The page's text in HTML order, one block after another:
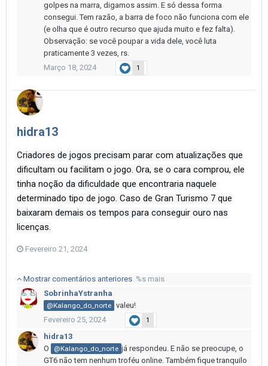
golpes na marra, digamos assim. E só dessa forma
consegui. Tem razão, a barra de foco não funciona com ele
(e olha que é outro recurso que ajuda muito e fez falta).
Observação: se você poupar a vida dele, você luta
praticamente 3 vezes, rs.
Março 18, 2024
1
hidra13
Criadores de jogos precisam parar com atualizações que
dificultam ou facilitam o jogo. Ora, se o cara comprou, ele
tinha noção da dificuldade que encontraria naquele
determinado tipo de jogo. Caso de Gran Turismo 7 que
baixaram demais os tempos para conseguir ouro nas
licenças.
Fevereiro 21, 2024
Mostrar comentários anteriores %s mais
SobrinhaYstranha
@Kalango_do_norte valeu!
Fevereiro 25, 2024
1
hidra13
O
@Kalango_do_norte já respondeu. E não se preocupe, o
GT6 não tem nenhum troféu online. Também fique tranquilo